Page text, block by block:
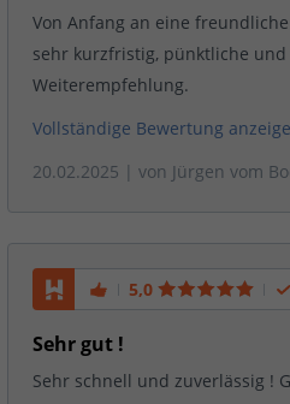
Von Anfang an eine
sehr kurzfristig, pünktliche und
Weiterempfehlung.
Vollständige Bewertung
20.02.2025 | von Jürgen vom
5,0
Sehr gut !
Sehr schnell und zuverlässig !